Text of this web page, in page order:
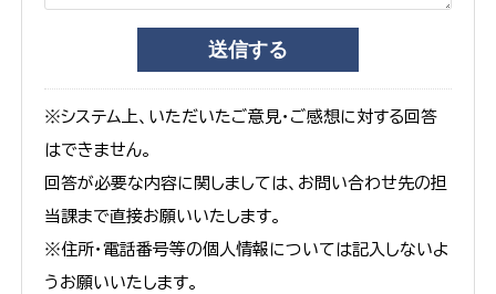
※システム上、いただいたご意見・ご感想に対する回答
はできません。
回答が必要な内容に関しましては、お問い合わせ先の担
当課まで直接お願いいたします。
※住所・電話番号等の個人情報については記入しないよ
うお願いいたします。